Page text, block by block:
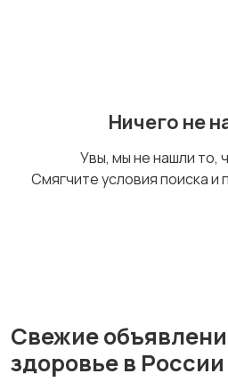
праздников
Уход за животными
Ничего не
Увы, мы не нашли то,
Смягчите условия поиска и
Свежие
здоровье в России